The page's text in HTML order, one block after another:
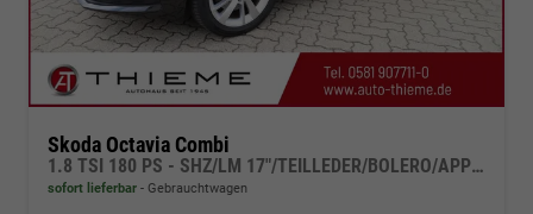
Skoda Octavia Combi
1.8 TSI 180 PS - SHZ/LM 17"/TEILLEDER/BOLERO/APP/PDC
sofort lieferbar Gebrauchtwagen